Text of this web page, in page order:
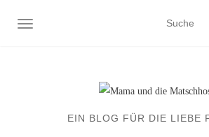
NAVIGATION EIN-/AUSSCHALTEN
EIN BLOG FÜR DIE LIEBE